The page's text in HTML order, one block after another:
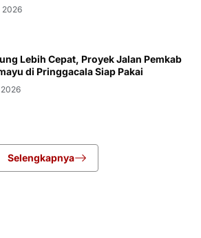
2026
Lebih Cepat, Proyek Jalan Pemkab
di Pringgacala Siap Pakai
Selengkapnya